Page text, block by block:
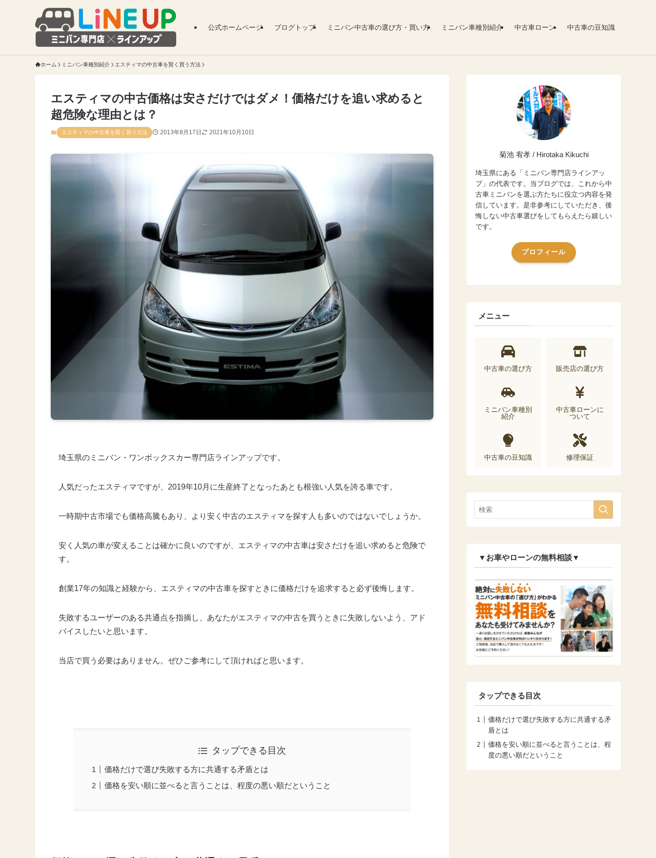
公式ホームページ ブログトップ ミニバン中古車の選び方・買い方 ミニバン車種別紹介 中古車ローン 中古車の豆知識
ホーム ミニバン車種別紹介 エスティマの中古車を賢く買う方法
エスティマの中古価格は安さだけではダメ！価格だけを追い求めると
超危険な理由とは？
エスティマの中古車を賢く買う方法 2013年8月17日 2021年10月10日
埼玉県のミニバン・ワンボックスカー専門店ラインアップです。
人気だったエスティマですが、2019年10月に生産終了となったあとも根強い人気を誇る車です。
一時期中古市場でも価格高騰もあり、より安く中古のエスティマを探す人も多いのではないでしょうか。
安く人気の車が変えることは確かに良いのですが、エスティマの中古車は安さだけを追い求めると危険で
す。
創業17年の知識と経験から、エスティマの中古車を探すときに価格だけを追求すると必ず後悔します。
失敗するユーザーのある共通点を指摘し、あなたがエスティマの中古を買うときに失敗しないよう、アド
バイスしたいと思います。
当店で買う必要はありません。ぜひご参考にして頂ければと思います。
タップできる目次
価格だけで選び失敗する方に共通する矛盾とは
価格を安い順に並べると言うことは、程度の悪い順だということ
菊池 宥孝 / Hirotaka Kikuchi
埼玉県にある「ミニバン専門店ラインアッ
プ」の代表です。当ブログでは、これから中
古車ミニバンを選ぶ方たちに役立つ内容を発
信しています。是非参考にしていただき、後
悔しない中古車選びをしてもらえたら嬉しい
です。
プロフィール
メニュー
中古車の選び方 販売店の選び方
ミニバン車種別
紹介
中古車ローンに
ついて
中古車の豆知識 修理保証
▼お車やローンの無料相談▼
タップできる目次
価格だけで選び失敗する方に共通する矛
盾とは
価格を安い順に並べると言うことは、程
度の悪い順だということ